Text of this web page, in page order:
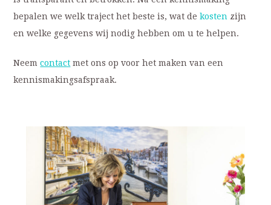
bepalen we welk traject het beste is, wat dekosten zijn
en welke gegevens wij nodig hebben om u te helpen.
Neemcontact met ons op voor het maken van een
kennismakingsafspraak.